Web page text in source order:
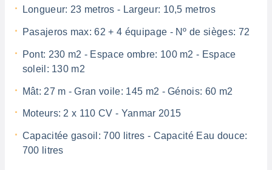
Longueur: 23 metros - Largeur: 10,5 metros
Pasajeros max: 62 + 4 équipage - Nº de sièges: 72
Pont: 230 m2 - Espace ombre: 100 m2 - Espace
soleil: 130 m2
Mât: 27 m - Gran voile: 145 m2 - Génois: 60 m2
Moteurs: 2 x 110 CV - Yanmar 2015
Capacitée gasoil: 700 litres - Capacité Eau douce:
700 litres